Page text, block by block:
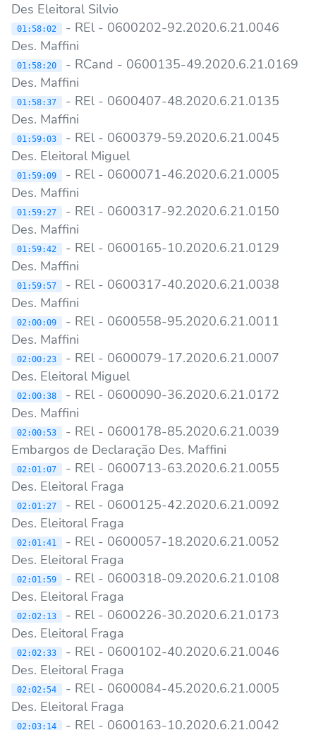
Des Eleitoral Silvio
01:58:02
- REl - 0600202-92.2020.6.21.0046
Des. Maffini
01:58:20
- RCand - 0600135-49.2020.6.21.0169
Des. Maffini
01:58:37
- REl - 0600407-48.2020.6.21.0135
Des. Maffini
01:59:03
- REl - 0600379-59.2020.6.21.0045
Des. Eleitoral Miguel
01:59:09
- REl - 0600071-46.2020.6.21.0005
Des. Maffini
01:59:27
- REl - 0600317-92.2020.6.21.0150
Des. Maffini
01:59:42
- REl - 0600165-10.2020.6.21.0129
Des. Maffini
01:59:57
- REl - 0600317-40.2020.6.21.0038
Des. Maffini
02:00:09
- REl - 0600558-95.2020.6.21.0011
Des. Maffini
02:00:23
- REl - 0600079-17.2020.6.21.0007
Des. Eleitoral Miguel
02:00:38
- REl - 0600090-36.2020.6.21.0172
Des. Maffini
02:00:53
- REl - 0600178-85.2020.6.21.0039
Embargos de Declaração Des. Maffini
02:01:07
- REl - 0600713-63.2020.6.21.0055
Des. Eleitoral Fraga
02:01:27
- REl - 0600125-42.2020.6.21.0092
Des. Eleitoral Fraga
02:01:41
- REl - 0600057-18.2020.6.21.0052
Des. Eleitoral Fraga
02:01:59
- REl - 0600318-09.2020.6.21.0108
Des. Eleitoral Fraga
02:02:13
- REl - 0600226-30.2020.6.21.0173
Des. Eleitoral Fraga
02:02:33
- REl - 0600102-40.2020.6.21.0046
Des. Eleitoral Fraga
02:02:54
- REl - 0600084-45.2020.6.21.0005
Des. Eleitoral Fraga
02:03:14
- REl - 0600163-10.2020.6.21.0042